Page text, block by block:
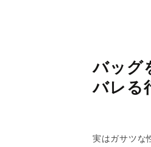
バッグ
バレる
実はガサツな